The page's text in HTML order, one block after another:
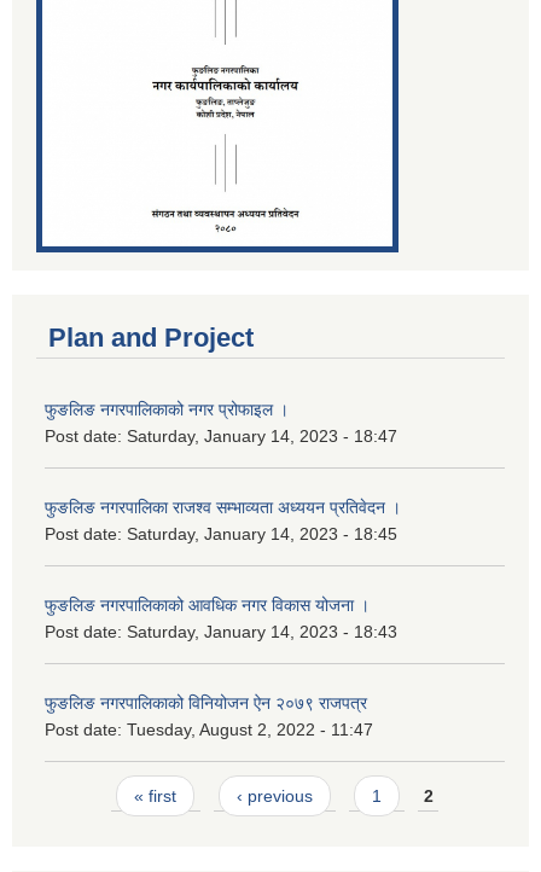
Plan and Project
फुङलिङ नगरपालिकाको नगर प्रोफाइल ।
Post date: Saturday, January 14, 2023 - 18:47
फुङलिङ नगरपालिका राजश्व सम्भाव्यता अध्ययन प्रतिवेदन ।
Post date: Saturday, January 14, 2023 - 18:45
फुङलिङ नगरपालिकाको आवधिक नगर विकास योजना ।
Post date: Saturday, January 14, 2023 - 18:43
फुङलिङ नगरपालिकाको विनियोजन ऐन २०७९ राजपत्र
Post date: Tuesday, August 2, 2022 - 11:47
Pages« first ‹ previous 1 2